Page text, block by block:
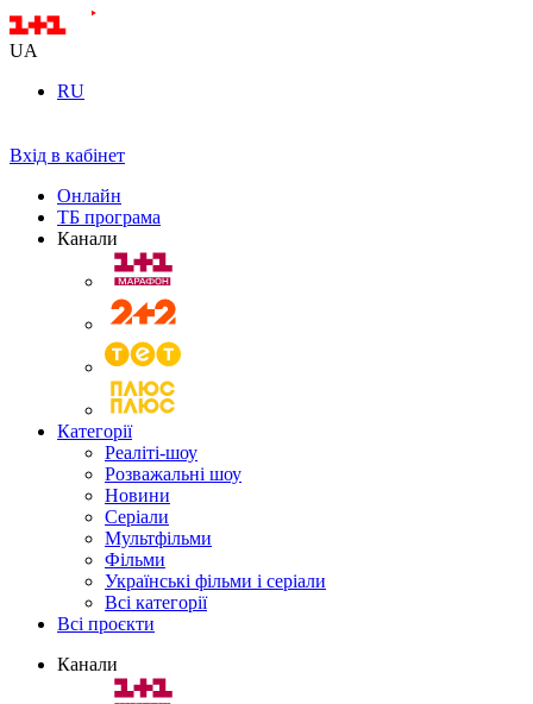
UA
RU
Вхід в кабінет
Онлайн
ТБ програма
Канали
Категорії
Реаліті-шоу
Розважальні шоу
Новини
Серіали
Мультфільми
Фільми
Українські фільми і серіали
Всі категорії
Всі проєкти
Канали